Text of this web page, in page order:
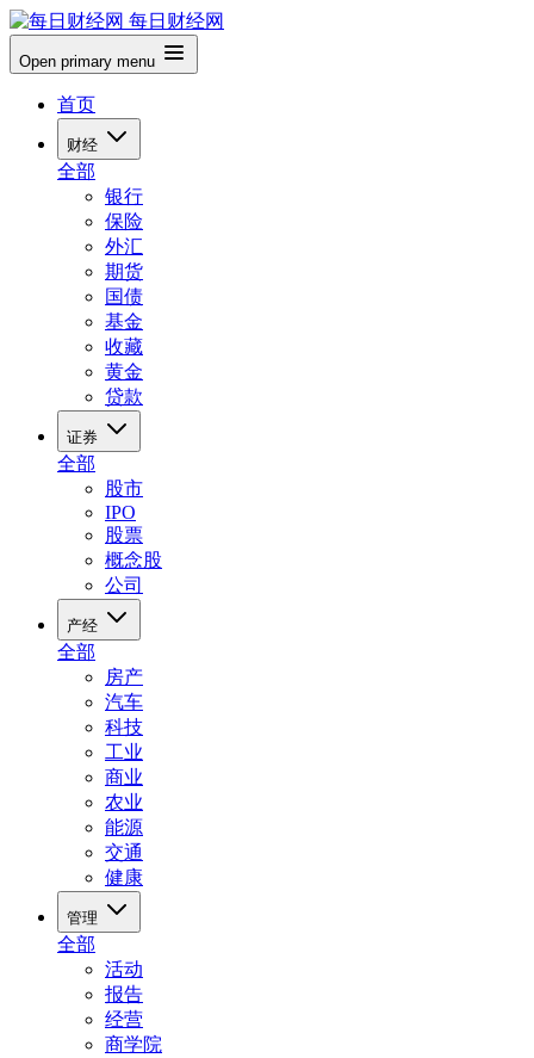
每日财经网
Open primary menu
首页
财经
全部
银行
保险
外汇
期货
国债
基金
收藏
黄金
贷款
证券
全部
股市
IPO
股票
概念股
公司
产经
全部
房产
汽车
科技
工业
商业
农业
能源
交通
健康
管理
全部
活动
报告
经营
商学院